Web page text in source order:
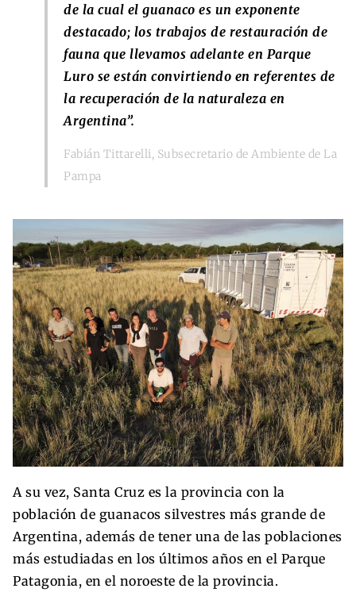
de la cual el guanaco es un exponente
destacado; los trabajos de restauración de
fauna que llevamos adelante en Parque
Luro se están convirtiendo en referentes de
la recuperación de la naturaleza en
Argentina”.
Fabián Tittarelli, Subsecretario de Ambiente de La
Pampa
A su vez, Santa Cruz es la provincia con la
población de guanacos silvestres más grande de
Argentina, además de tener una de las poblaciones
más estudiadas en los últimos años en el Parque
Patagonia, en el noroeste de la provincia.